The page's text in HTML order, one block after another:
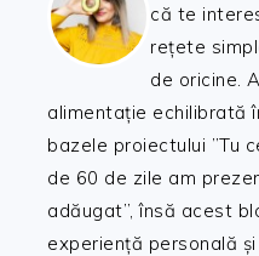
că te
rețete
de oricine.
alimentație echilibrată
bazele proiectului ”Tu
de 60 de zile am
adăugat”, însă acest
experiență personală